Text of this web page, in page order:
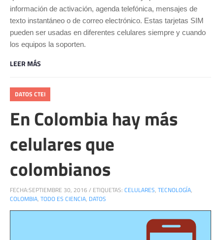
información de activación, agenda telefónica, mensajes de
texto instantáneo o de correo electrónico. Estas tarjetas SIM
pueden ser usadas en diferentes celulares siempre y cuando
los equipos la soporten.
LEER MÁS
DATOS CTEI
En Colombia hay más
celulares que
colombianos
FECHA:SEPTIEMBRE 30, 2016 / ETIQUETAS: CELULARES, TECNOLOGÍA,
COLOMBIA, TODO ES CIENCIA, DATOS